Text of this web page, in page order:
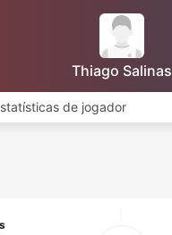
Thiago Salinas
de jogador